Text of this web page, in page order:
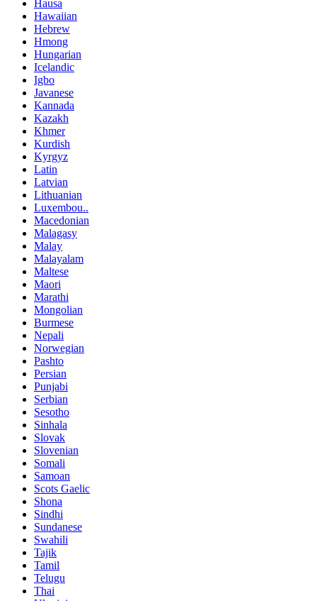
Hausa
Hawaiian
Hebrew
Hmong
Hungarian
Icelandic
Igbo
Javanese
Kannada
Kazakh
Khmer
Kurdish
Kyrgyz
Latin
Latvian
Lithuanian
Luxembou..
Macedonian
Malagasy
Malay
Malayalam
Maltese
Maori
Marathi
Mongolian
Burmese
Nepali
Norwegian
Pashto
Persian
Punjabi
Serbian
Sesotho
Sinhala
Slovak
Slovenian
Somali
Samoan
Scots Gaelic
Shona
Sindhi
Sundanese
Swahili
Tajik
Tamil
Telugu
Thai